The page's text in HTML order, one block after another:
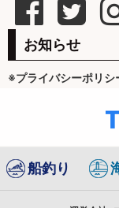
お知らせ
※プライバシーポリシ
船釣り